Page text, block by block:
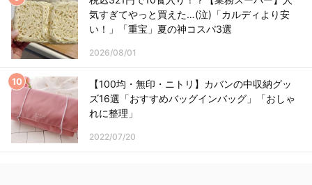
気すぎてやっと買えた…(泣)「カルディより安
い！」「重宝」夏の神コスパ3選
2026/08/01
【100均・無印・ニトリ】カバンの中収納グッ
ズ16選「おすすめバッグインバッグ」「おしゃ
れに整理」
2022/07/20